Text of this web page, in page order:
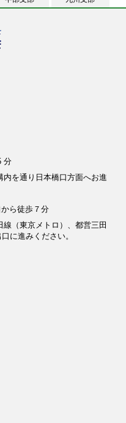
分
を通り日本橋口方面へお進
ら徒歩７分
（東京メトロ）、都営三田
に進みください。